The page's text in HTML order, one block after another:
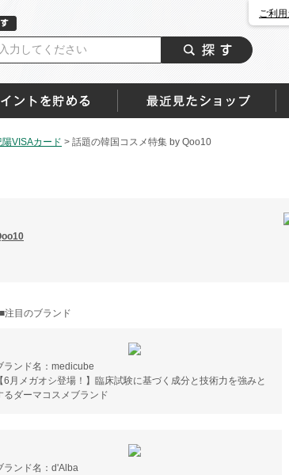
ご利
VISAカード > 話題の韓国コスメ特集 by Qoo10
ランド名：medicube
【6月メガオシ登場！】臨床試験に基づく成分と技術力を強みと
るダーマコスメブランド
ランド名：d'Alba